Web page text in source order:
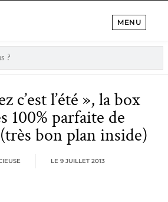
MENU
c’est l’été », la box
100% parfaite de
bon plan inside)
LE 9 JUILLET 2013